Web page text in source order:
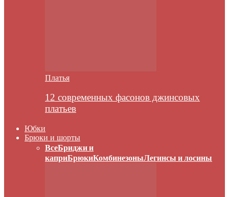
Платья
12 современных фасонов джинсовых
платьев
Юбки
Брюки и шорты
ВсеБриджи и
каприБрюкиКомбинезоныЛегинсы и лосины